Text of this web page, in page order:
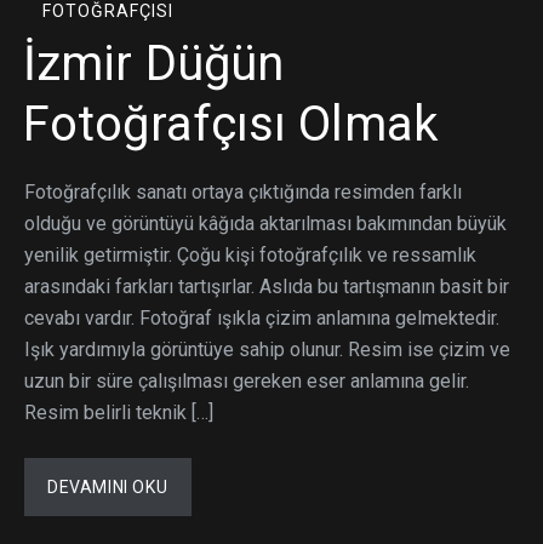
FOTOĞRAFÇISI
İzmir Düğün
Fotoğrafçısı Olmak
Fotoğrafçılık sanatı ortaya çıktığında resimden farklı
olduğu ve görüntüyü kâğıda aktarılması bakımından büyük
yenilik getirmiştir. Çoğu kişi fotoğrafçılık ve ressamlık
arasındaki farkları tartışırlar. Aslıda bu tartışmanın basit bir
cevabı vardır. Fotoğraf ışıkla çizim anlamına gelmektedir.
Işık yardımıyla görüntüye sahip olunur. Resim ise çizim ve
uzun bir süre çalışılması gereken eser anlamına gelir.
Resim belirli teknik […]
DEVAMINI OKU